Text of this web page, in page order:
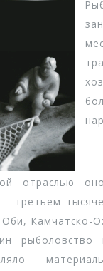
отраслью
третьем
Камчатско-
рыболовство